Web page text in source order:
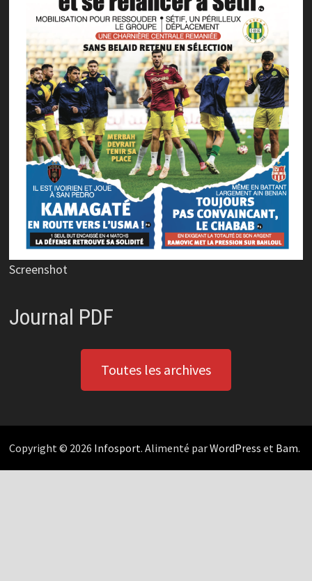
Screenshot
Journal PDF
Toutes les archives
Copyright © 2026 Infosport. Alimenté parWordPress et Bam.